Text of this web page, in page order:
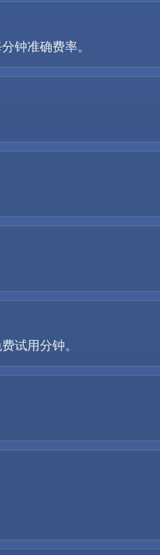
钟准确费率。
试用分钟。